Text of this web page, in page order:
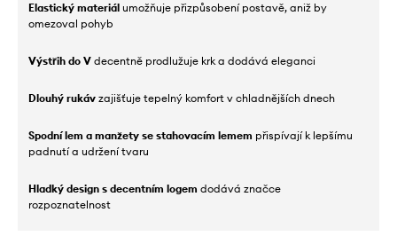
Elastický materiál umožňuje přizpůsobení postavě, aniž by
omezoval pohyb
Výstřih do V decentně prodlužuje krk a dodává eleganci
Dlouhý rukáv zajišťuje tepelný komfort v chladnějších dnech
Spodní lem a manžety se stahovacím lemem přispívají k lepšímu
padnutí a udržení tvaru
Hladký design s decentním logem dodává značce
rozpoznatelnost